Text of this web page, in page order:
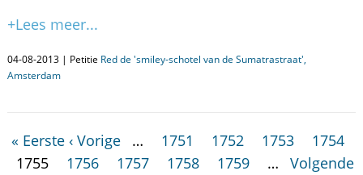
+Lees meer...
04-08-2013 | Petitie Red de 'smiley-schotel van de Sumatrastraat',
Amsterdam
« Eerste ‹ Vorige … 1751 1752 1753
1754
1755
1756 1757 1758 1759 …
Volgende